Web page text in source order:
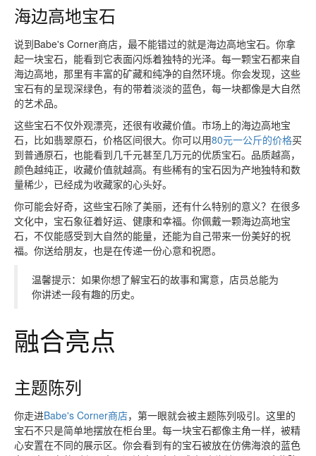
海边高地宝石
说到Babe's Corner商店，最不能错过的就是海边高地宝石。你拿
起一块宝石，能看到它表面闪烁着独特的光泽。每一颗宝石都来自
海边高地，那里有丰富的矿藏和纯净的自然环境。你会发现，这些
宝石有的呈现深绿色，有的带着淡淡的蓝色，每一块都像是大自然
的艺术品。
这些宝石不仅外观漂亮，还很有收藏价值。市场上的海边高地宝
石，比如翡翠原石，价格区间很大。你可以用80元一公斤的价格买
到普通原石，也能看到几千元甚至几万元的优质宝石。品质越高，
颜色越纯正，收藏价值就越高。有些稀有的宝石因为产地独特和数
量稀少，已经成为收藏家的心头好。
你可能会好奇，这些宝石除了美丽，还有什么特别的意义？在很多
文化中，宝石象征着好运、健康和幸福。你佩戴一颗海边高地宝
石，不仅能感受到大自然的能量，还能为自己带来一份美好的祝
福。你送给朋友，也是在传递一份心意和祝愿。
温馨提示：如果你想了解宝石的故事和寓意，店员总能为
你讲述一段有趣的历史。
融合亮点
主题陈列
你走进Babe's Corner商店，第一眼就会被主题陈列吸引。这里的
宝石不只是简单地摆放在柜台里。每一块宝石都像主角一样，被精
心安置在不同的展示区。你会看到有的宝石被放在仿佛海浪的蓝色